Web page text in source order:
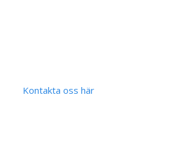
Kontakta oss här